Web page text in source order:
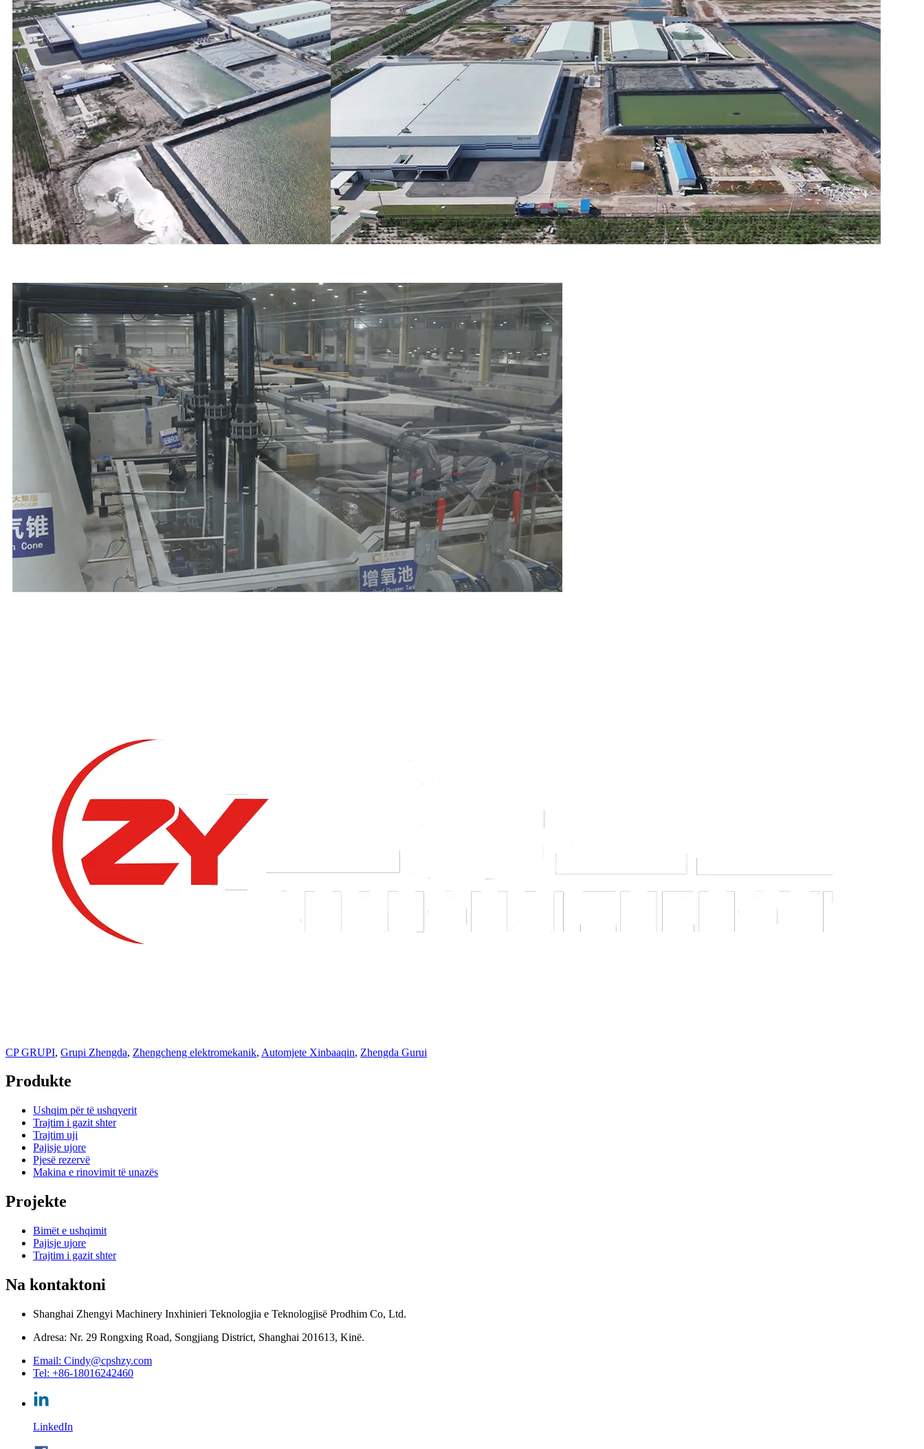
CP GRUPI, Grupi Zhengda, Zhengcheng elektromekanik, Automjete Xinbaaqin, Zhengda Gurui
Produkte
Ushqim për të ushqyerit
Trajtim i gazit shter
Trajtim uji
Pajisje ujore
Pjesë rezervë
Makina e rinovimit të unazës
Projekte
Bimët e ushqimit
Pajisje ujore
Trajtim i gazit shter
Na kontaktoni
Shanghai Zhengyi Machinery Inxhinieri Teknologjia e Teknologjisë Prodhim Co, Ltd.
Adresa: Nr. 29 Rongxing Road, Songjiang District, Shanghai 201613, Kinë.
Email: Cindy@cpshzy.com
Tel: +86-18016242460
LinkedIn